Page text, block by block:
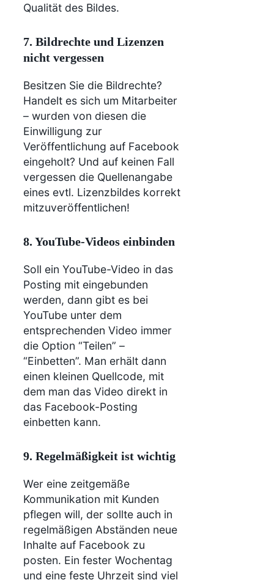
Qualität des Bildes.
7. Bildrechte und Lizenzen
nicht vergessen
Besitzen Sie die Bildrechte?
Handelt es sich um Mitarbeiter
– wurden von diesen die
Einwilligung zur
Veröffentlichung auf Facebook
eingeholt? Und auf keinen Fall
vergessen die Quellenangabe
eines evtl. Lizenzbildes korrekt
mitzuveröffentlichen!
8. YouTube-Videos einbinden
Soll ein YouTube-Video in das
Posting mit eingebunden
werden, dann gibt es bei
YouTube unter dem
entsprechenden Video immer
die Option “Teilen” –
“Einbetten”. Man erhält dann
einen kleinen Quellcode, mit
dem man das Video direkt in
das Facebook-Posting
einbetten kann.
9. Regelmäßigkeit ist wichtig
Wer eine zeitgemäße
Kommunikation mit Kunden
pflegen will, der sollte auch in
regelmäßigen Abständen neue
Inhalte auf Facebook zu
posten. Ein fester Wochentag
und eine feste Uhrzeit sind viel